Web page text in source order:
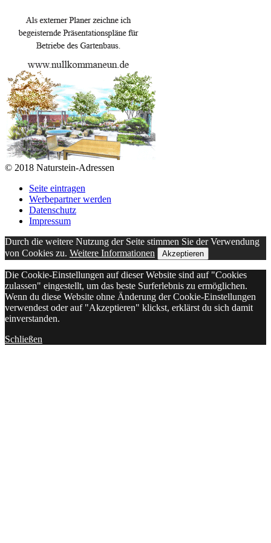
© 2018 Naturstein-Adressen
Seite eintragen
Werbepartner werden
Datenschutz
Impressum
Durch die weitere Nutzung der Seite stimmen Sie der Verwendung
von Cookies zu. Weitere Informationen Akzeptieren
Die Cookie-Einstellungen auf dieser Website sind auf "Cookies
zulassen" eingestellt, um das beste Surferlebnis zu ermöglichen.
Wenn du diese Website ohne Änderung der Cookie-Einstellungen
verwendest oder auf "Akzeptieren" klickst, erklärst du sich damit
einverstanden.
Schließen